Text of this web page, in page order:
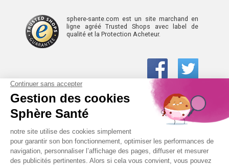
sphere-sante.com est un site marchand en
ligne agréé Trusted Shops avec label de
qualité et la Protection Acheteur.
01 61 30 15 94
(prix d’un appel local)
CONTACTEZ-NOUS
SPHÈRE-SANTÉ © 2026